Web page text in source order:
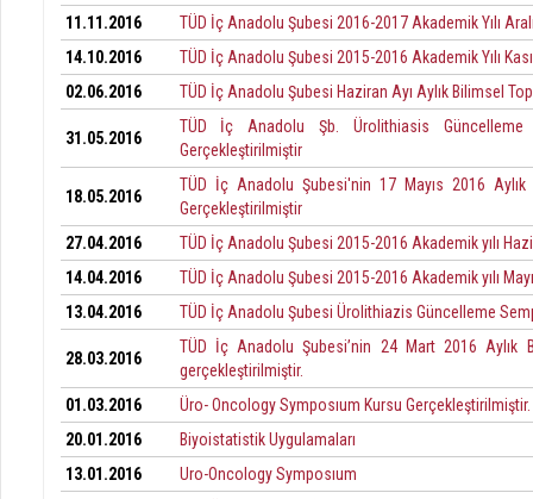
11.11.2016
TÜD İç Anadolu Şubesi 2016-2017 Akademik Yılı
14.10.2016
TÜD İç Anadolu Şubesi 2015-2016 Akademik Yılı
02.06.2016
TÜD İç Anadolu Şubesi Haziran Ayı Aylık Bilimsel
31.05.2016
TÜD İç Anadolu Şb. Ürolithiasis Güncelleme
Gerçekleştirilmiştir
18.05.2016
TÜD İç Anadolu Şubesi'nin 17 Mayıs 2016 Aylık
Gerçekleştirilmiştir
27.04.2016
TÜD İç Anadolu Şubesi 2015-2016 Akademik yılı
14.04.2016
TÜD İç Anadolu Şubesi 2015-2016 Akademik yılı
13.04.2016
TÜD İç Anadolu Şubesi Ürolithiazis Güncelleme
28.03.2016
TÜD İç Anadolu Şubesi’nin 24 Mart 2016 Aylık
gerçekleştirilmiştir.
01.03.2016
Üro- Oncology Symposıum Kursu Gerçekleştirilmiştir.
20.01.2016
Biyoistatistik Uygulamaları
13.01.2016
Uro-Oncology Symposıum